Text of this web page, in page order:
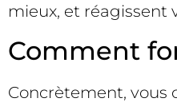
mieux, et réagissent
Comment
Concrètement, vous